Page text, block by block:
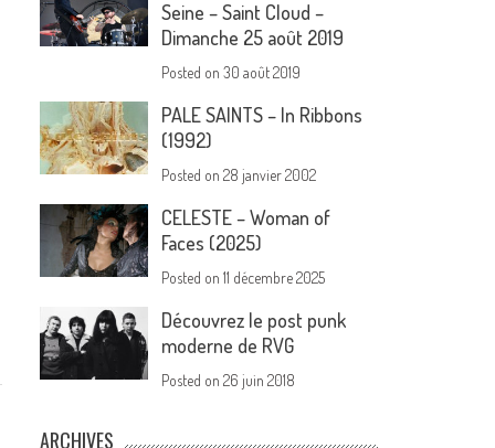
Seine – Saint Cloud –
Dimanche 25 août 2019
Posted on30 août 2019
PALE SAINTS – In Ribbons
(1992)
Posted on28 janvier 2002
CELESTE – Woman of
Faces (2025)
Posted on11 décembre 2025
Découvrez le post punk
moderne de RVG
Posted on26 juin 2018
ARCHIVES